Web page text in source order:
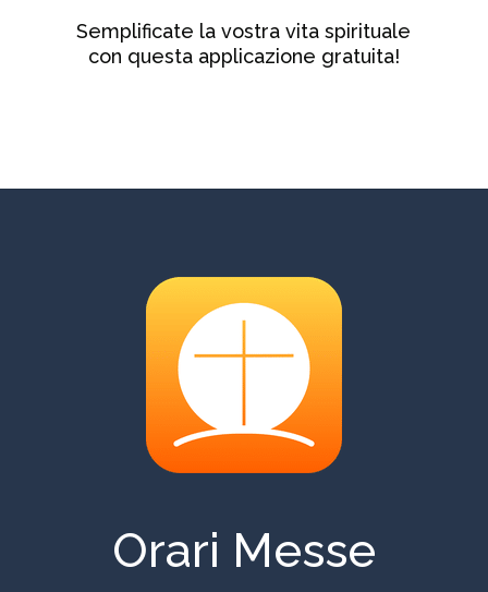
Semplificate la vostra vita spirituale
con questa applicazione gratuita!
Orari Messe